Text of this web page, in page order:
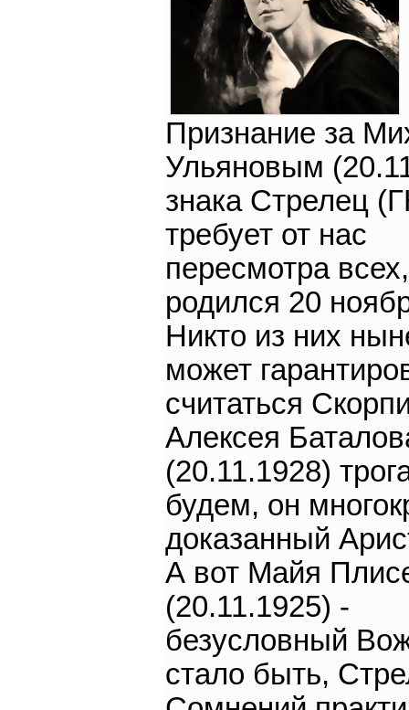
Признание за
Ульяновым
знака Стрелец
требует от нас
пересмотра
родился 20
Никто из них
может
считаться
Алексея
(20.11.1928)
будем, он
доказанный
А вот Майя
(20.11.1925) -
безусловный
стало быть,